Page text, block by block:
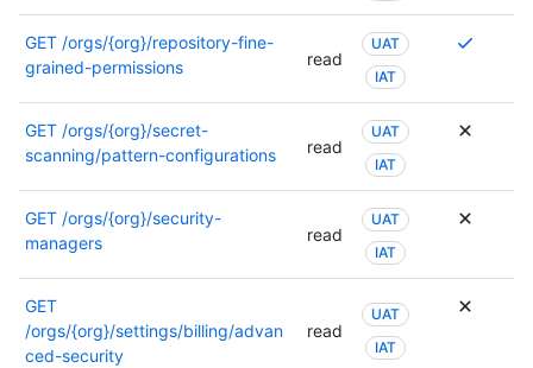
este
Para
este
GET /orgs/{org}/repository-fine-
grained-permissions
read
UAT
IAT
puede
GET /orgs/{org}/secret-
scanning/pattern-configurations
read
UAT
IAT
GET /orgs/{org}/security-
managers
read
UAT
IAT
GET
/orgs/{org}/settings/billing/advan
ced-security
read
UAT
IAT